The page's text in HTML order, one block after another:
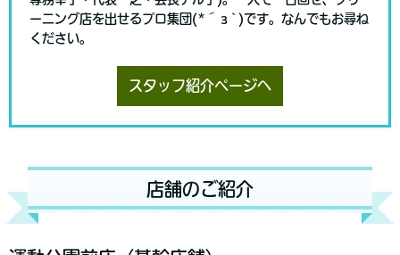
ーニング店を出せるプロ集団(*´з`)です。なんでもお尋ね
ください。
スタッフ紹介ページへ
店舗のご紹介